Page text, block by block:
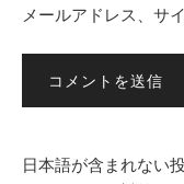
メールアドレス、サ
日本語が含まれない